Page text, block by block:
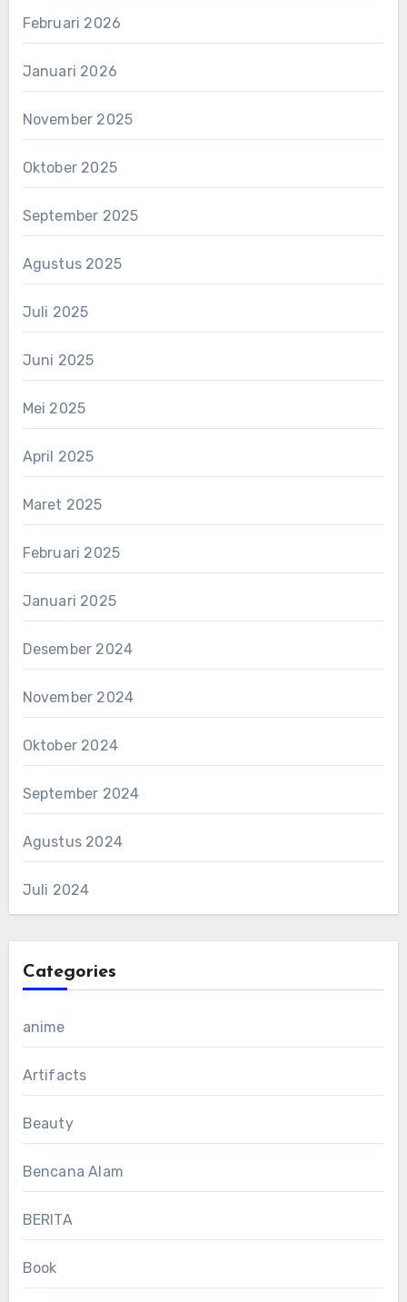
Februari 2026
Januari 2026
November 2025
Oktober 2025
September 2025
Agustus 2025
Juli 2025
Juni 2025
Mei 2025
April 2025
Maret 2025
Februari 2025
Januari 2025
Desember 2024
November 2024
Oktober 2024
September 2024
Agustus 2024
Juli 2024
Categories
anime
Artifacts
Beauty
Bencana Alam
BERITA
Book